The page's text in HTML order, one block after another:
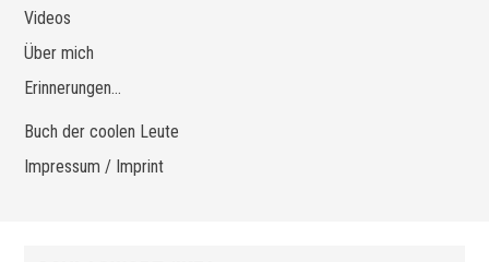
Videos
Über mich
Erinnerungen…
Buch der coolen Leute
Impressum / Imprint